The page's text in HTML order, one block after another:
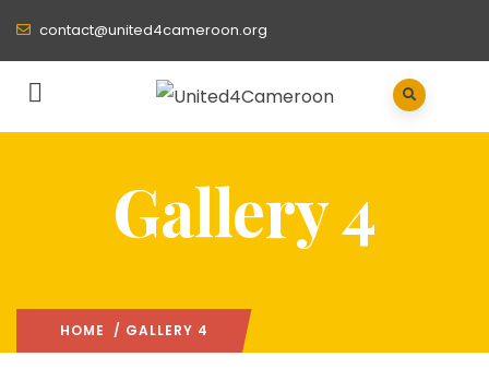
contact@united4cameroon.org
Gallery 4
HOME / GALLERY 4